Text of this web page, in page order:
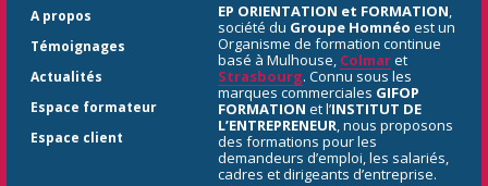
A propos
Témoignages
Actualités
Espace formateur
Espace client
EP ORIENTATION et FORMATION,
société du Groupe Homnéo est un
Organisme de formation continue
basé à Mulhouse, Colmaret
Strasbourg. Connu sous les
marques commerciales GIFOP
FORMATION et l’INSTITUT DE
L’ENTREPRENEUR, nous proposons
des formations pour les
demandeurs d’emploi, les salariés,
cadres et dirigeants d’entreprise.